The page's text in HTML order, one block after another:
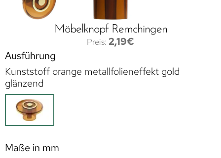
Möbelknopf Remchingen
2,19€
Ausführung
Kunststoff orange metallfolieneffekt gold
glänzend
Maße in mm